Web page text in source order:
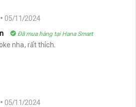
•05/11/2024
Đã mua hàng tại Hana Smart
nha, rất thích.
•05/11/2024